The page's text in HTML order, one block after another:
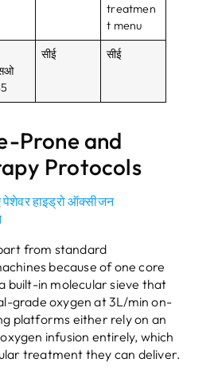
treatmen
t menu
सीई सीई
Prone and
Protocols
पेशेवर हाइड्रो ऑक्सीजन
from standard
because of one core
built-in molecular sieve that
grade oxygen at 3L/min on-
platforms either rely on an
infusion entirely, which
treatment they can deliver.